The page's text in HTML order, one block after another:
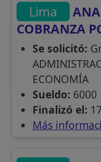
Lima
COBRANZA
Se solicitó:
ECONOMÍA
Sueldo: 6000
Finalizó el:
Más